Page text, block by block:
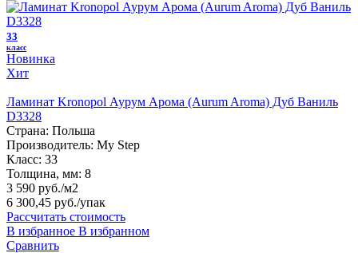
33
класс
Новинка
Хит
Ламинат Kronopol Аурум Арома (Aurum Aroma) Дуб Ваниль
D3328
Страна: Польша
Производитель: My Step
Класс: 33
Толщина, мм: 8
3 590 руб./м2
6 300,45 руб./упак
Рассчитать стоимость
В избранное В избранном
Сравнить